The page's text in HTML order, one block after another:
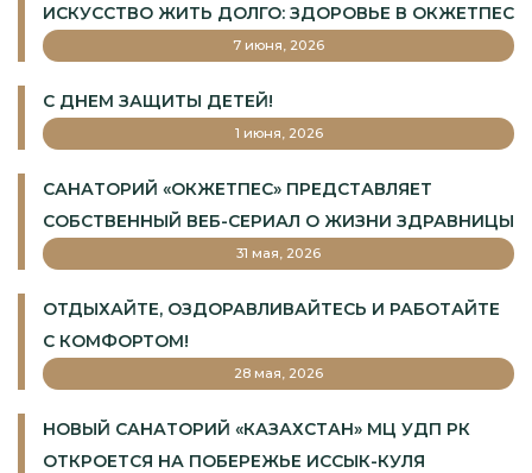
ИСКУССТВО ЖИТЬ ДОЛГО: ЗДОРОВЬЕ В ОКЖЕТПЕС
7 июня, 2026
С ДНЕМ ЗАЩИТЫ ДЕТЕЙ!
1 июня, 2026
САНАТОРИЙ «ОКЖЕТПЕС» ПРЕДСТАВЛЯЕТ
СОБСТВЕННЫЙ ВЕБ-СЕРИАЛ О ЖИЗНИ ЗДРАВНИЦЫ
31 мая, 2026
ОТДЫХАЙТЕ, ОЗДОРАВЛИВАЙТЕСЬ И РАБОТАЙТЕ
С КОМФОРТОМ!
28 мая, 2026
НОВЫЙ САНАТОРИЙ «КАЗАХСТАН» МЦ УДП РК
ОТКРОЕТСЯ НА ПОБЕРЕЖЬЕ ИССЫК-КУЛЯ